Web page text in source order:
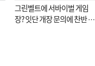
그린벨트에 서바이벌 게임
장? 잇단 개장 문의에 찬반 논